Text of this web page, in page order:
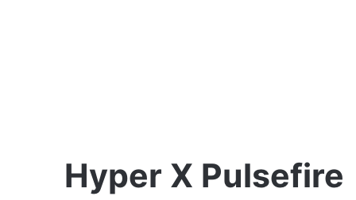
Hyper X Pulsefire